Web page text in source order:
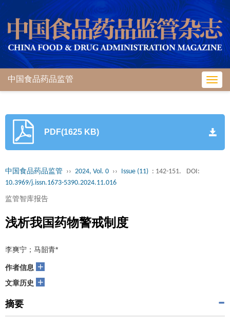
中国食品药品监管
PDF(1625 KB)
中国食品药品监管 ›› 2024, Vol. 0 ›› Issue (11) : 142-151.
DOI:
10.3969/j.issn.1673-5390.2024.11.016
监管智库报告
浅析我国药物警戒制度
李爽宁；马韶青*
作者信息 +
文章历史 +
摘要